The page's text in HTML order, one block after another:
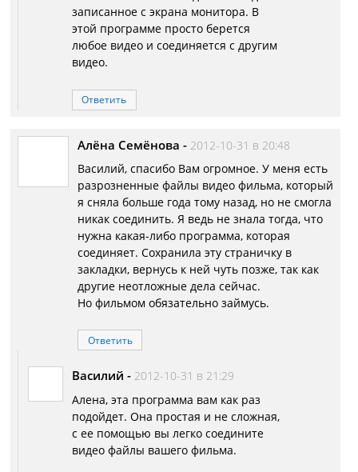
записанное с экрана монитора. В
этой программе просто берется
любое видео и соединяется с другим
видео.
Ответить
Алёна Семёнова - 2012-10-31 в 20:48
Василий, спасибо Вам огромное. У меня есть
разрозненные файлы видео фильма, который
я сняла больше года тому назад, но не смогла
никак соединить. Я ведь не знала тогда, что
нужна какая-либо программа, которая
соединяет. Сохранила эту страничку в
закладки, вернусь к ней чуть позже, так как
другие неотложные дела сейчас.
Но фильмом обязательно займусь.
Ответить
Василий - 2012-10-31 в 21:29
Алена, эта программа вам как раз
подойдет. Она простая и не сложная,
с ее помощью вы легко соедините
видео файлы вашего фильма.